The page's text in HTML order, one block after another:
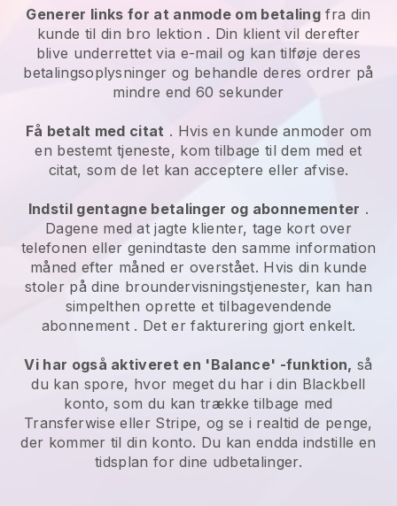
Generer links for at anmode om betalingfra din
kunde til din bro lektion . Din klient vil derefter
blive underrettet via e-mail og kan tilføje deres
betalingsoplysninger og behandle deres ordrer på
mindre end 60 sekunder
Få betalt med citat . Hvis en kunde anmoder om
en bestemt tjeneste, kom tilbage til dem med et
citat, som de let kan acceptere eller afvise.
Indstil gentagne betalinger og abonnementer .
Dagene med at jagte klienter, tage kort over
telefonen eller genindtaste den samme information
måned efter måned er overstået. Hvis din kunde
stoler på dine broundervisningstjenester, kan han
simpelthen oprette et tilbagevendende
abonnement . Det er fakturering gjort enkelt.
Vi har også aktiveret en 'Balance' -funktion, så
du kan spore, hvor meget du har i din Blackbell
konto, som du kan trække tilbage med
Transferwise eller Stripe, og se i realtid de penge,
der kommer til din konto. Du kan endda indstille en
tidsplan for dine udbetalinger.